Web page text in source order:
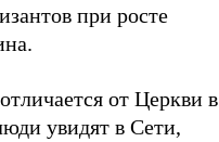
при росте
от Церкви в
увидят в Сети,